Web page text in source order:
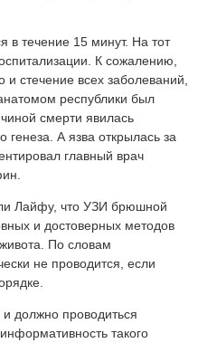
течение 15 минут. На тот
К сожалению,
и стечение всех заболеваний,
республики был
смерти явилась
генеза. А язва открылась за
главный врач
Лайфу, что УЗИ брюшной
и достоверных методов
По словам
не проводится, если
должно проводиться
такого